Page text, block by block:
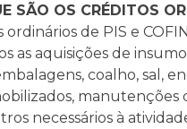
SÃO OS CRÉDITOS
ordinários de PIS e
as aquisições de
coalho, sal,
manutenções
necessários à